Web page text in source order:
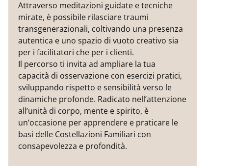
Attraverso meditazioni guidate e tecniche
mirate, è possibile rilasciare traumi
transgenerazionali, coltivando una presenza
autentica e uno spazio di vuoto creativo sia
per i facilitatori che per i clienti.
Il percorso ti invita ad ampliare la tua
capacità di osservazione con esercizi pratici,
sviluppando rispetto e sensibilità verso le
dinamiche profonde. Radicato nell’attenzione
all’unità di corpo, mente e spirito, è
un’occasione per apprendere e praticare le
basi delle Costellazioni Familiari con
consapevolezza e profondità.